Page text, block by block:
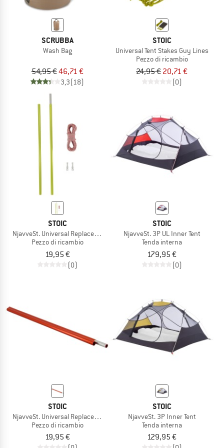
SCRUBBA
Wash Bag
54,95 €46,71 €
3,3(18)
STOIC
Universal Tent Stakes Guy Lines
Pezzo di ricambio
24,95 € 20,71 €
(0)
STOIC
NjavveSt. Universal Replacement Pole Segments 8.5
Pezzo di ricambio
19,95 €
(0)
STOIC
NjavveSt. 3P UL Inner Tent
Tenda interna
179,95 €
(0)
STOIC
NjavveSt. Universal Replacement Pole Segments 8.7
Pezzo di ricambio
19,95 €
STOIC
NjavveSt. 3P Inner Tent
Tenda interna
129,95 €